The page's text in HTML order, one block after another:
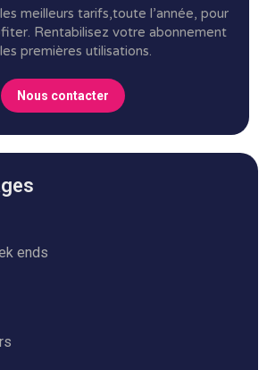
meilleurs tarifs,toute l’année, pour
Rentabilisez votre abonnement
premières utilisations.
Nous contacter
ends